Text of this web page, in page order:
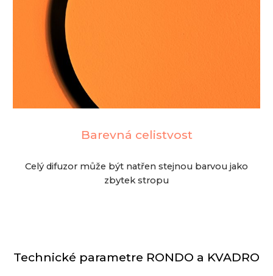
Barevná celistvost
Celý difuzor může být natřen stejnou barvou jako
zbytek stropu
Technické parametre RONDO a KVADRO